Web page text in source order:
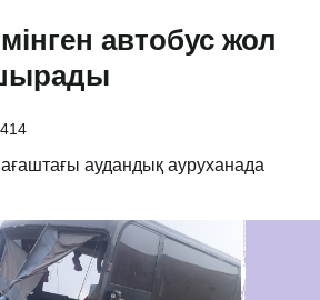
автобус жол
аудандық ауруханада